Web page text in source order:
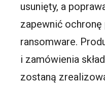
usunięty, a
zapewnić
ransomware.
i zamówienia
zostaną